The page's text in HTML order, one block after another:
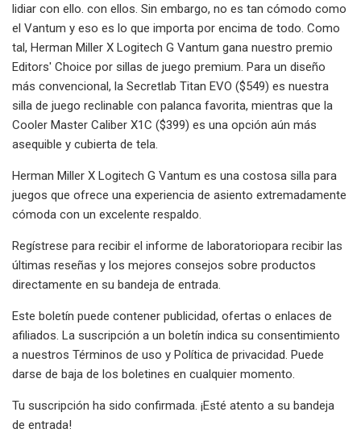
lidiar con ello. con ellos. Sin embargo, no es tan cómodo como
el Vantum y eso es lo que importa por encima de todo. Como
tal, Herman Miller X Logitech G Vantum gana nuestro premio
Editors' Choice por sillas de juego premium. Para un diseño
más convencional, la Secretlab Titan EVO ($549) es nuestra
silla de juego reclinable con palanca favorita, mientras que la
Cooler Master Caliber X1C ($399) es una opción aún más
asequible y cubierta de tela.
Herman Miller X Logitech G Vantum es una costosa silla para
juegos que ofrece una experiencia de asiento extremadamente
cómoda con un excelente respaldo.
Regístrese para recibir el informe de laboratoriopara recibir las
últimas reseñas y los mejores consejos sobre productos
directamente en su bandeja de entrada.
Este boletín puede contener publicidad, ofertas o enlaces de
afiliados. La suscripción a un boletín indica su consentimiento
a nuestros Términos de uso y Política de privacidad. Puede
darse de baja de los boletines en cualquier momento.
Tu suscripción ha sido confirmada. ¡Esté atento a su bandeja
de entrada!